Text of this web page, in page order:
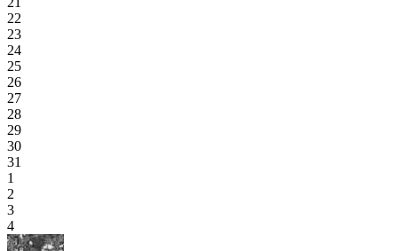
22
23
24
25
26
27
28
29
30
31
1
2
3
4